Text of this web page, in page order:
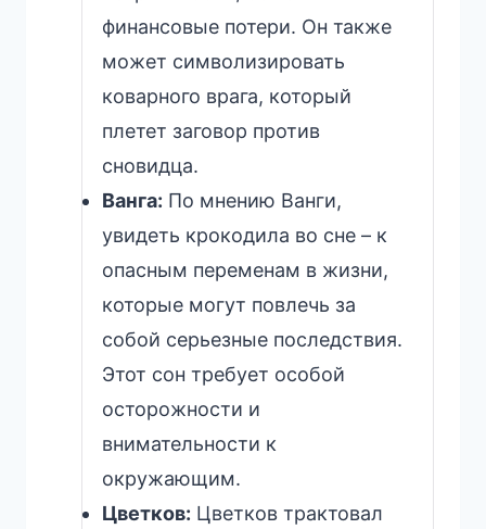
финансовые потери. Он также
может символизировать
коварного врага, который
плетет заговор против
сновидца.
Ванга: По мнению Ванги,
увидеть крокодила во сне – к
опасным переменам в жизни,
которые могут повлечь за
собой серьезные последствия.
Этот сон требует особой
осторожности и
внимательности к
окружающим.
Цветков: Цветков трактовал